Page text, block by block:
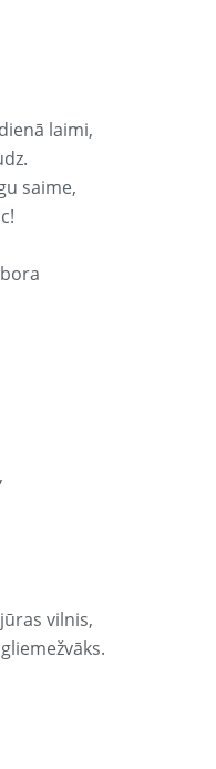
laimi,
saime,
vilnis,